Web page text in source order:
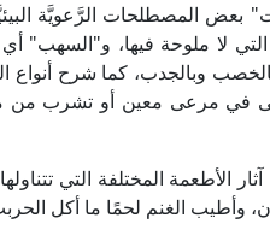
بعض المصطلحات الرَّعويَّة
لا ملوحة فيها، و"السهب" أي
وبالجدب، كما شرح أنواع
ترعى في مرعى معين أو تشرب
الأطعمة المختلفة التي
وأطيب الغنم لحمًا ما أكل